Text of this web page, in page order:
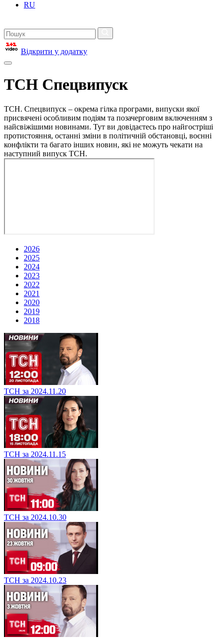
RU
Відкрити у додатку
ТСН Спецвипуск
ТСН. Спецвипуск – окрема гілка програми, випуски якої
присвячені особливим подіям та позачерговим включенням з
найсвіжішими новинами. Тут ви довідаєтесь про найгостріші
протистояння, останні зміни в політичній обстановці, воєнні
конфлікти та багато інших новин, які не можуть чекати на
наступний випуск ТСН.
2026
2025
2024
2023
2022
2021
2020
2019
2018
ТСН за 2024.11.20
ТСН за 2024.11.15
ТСН за 2024.10.30
ТСН за 2024.10.23